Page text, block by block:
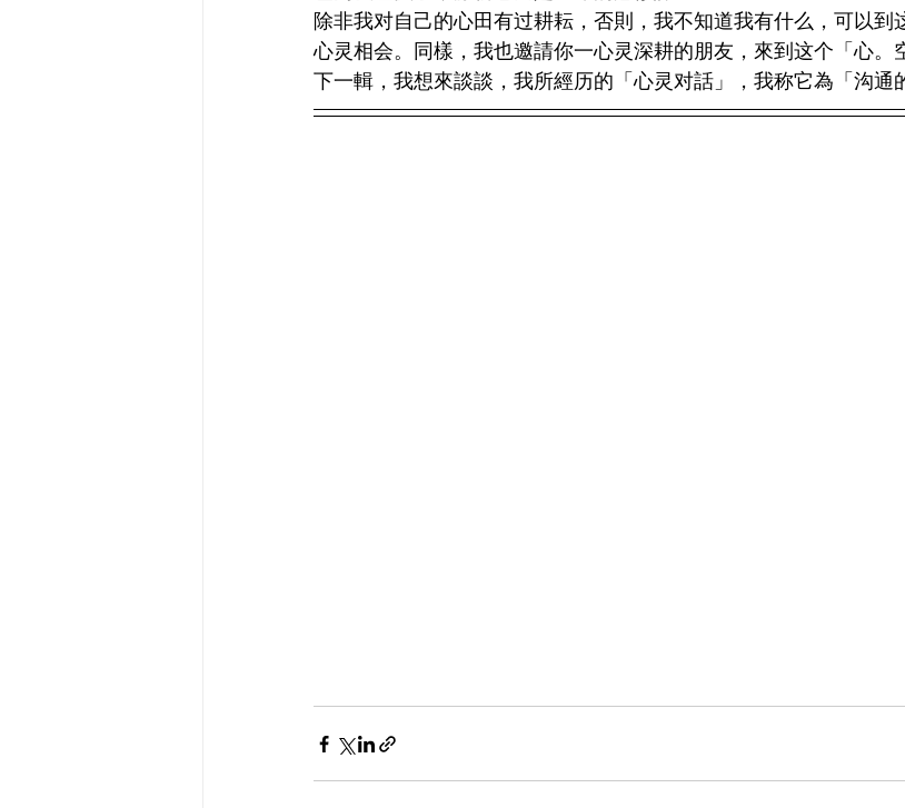
除非我对自己的心田有过耕耘，否則，我不知道我有什么，可以到
心灵相会。同樣，我也邀請你一心灵深耕的朋友，來到这个「心。
下一輯，我想來談談，我所經历的「心灵对話」，我称它為「沟通